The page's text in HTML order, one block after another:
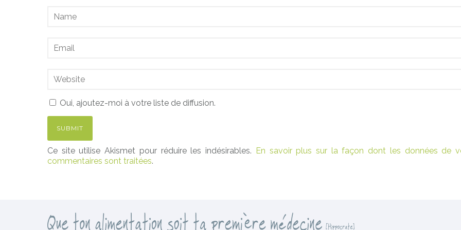
Oui, ajoutez-moi à votre liste de diffusion.
Ce site utilise Akismet pour réduire les indésirables. En savoir plus sur la façon dont les données de
commentaires sont traitées.